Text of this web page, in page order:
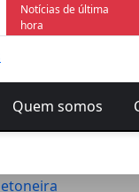
Notícias de última
hora
Quem somos